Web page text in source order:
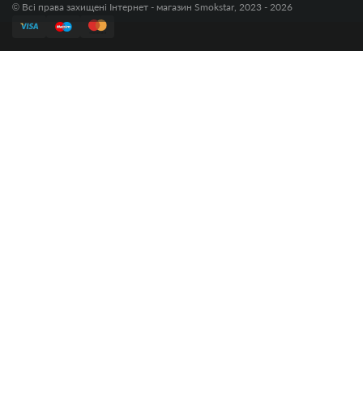
© Всі права захищені Інтернет - магазин Smokstar, 2023 - 2026